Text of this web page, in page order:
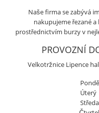
Naše firma se zabývá
nakupujeme řezané
prostřednictvím burzy v
PROVOZNÍ
Velkotržnice Lipence